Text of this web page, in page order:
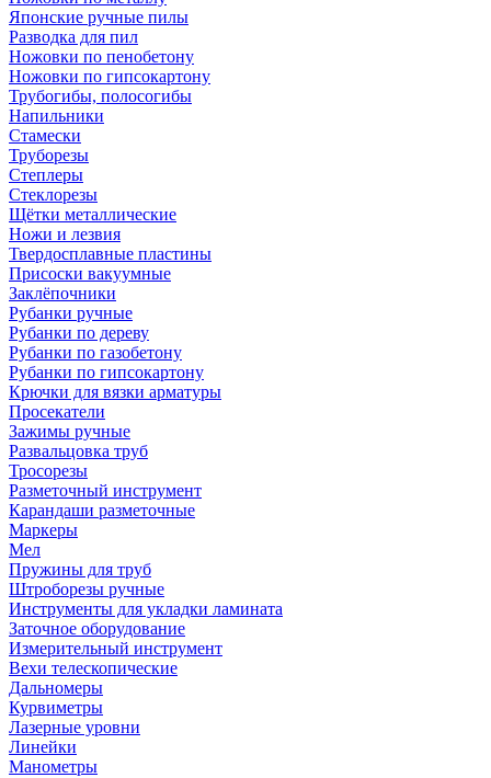
Японские ручные пилы
Разводка для пил
Ножовки по пенобетону
Ножовки по гипсокартону
Трубогибы, полосогибы
Напильники
Стамески
Труборезы
Степлеры
Стеклорезы
Щётки металлические
Ножи и лезвия
Твердосплавные пластины
Присоски вакуумные
Заклёпочники
Рубанки ручные
Рубанки по дереву
Рубанки по газобетону
Рубанки по гипсокартону
Крючки для вязки арматуры
Просекатели
Зажимы ручные
Развальцовка труб
Тросорезы
Разметочный инструмент
Карандаши разметочные
Маркеры
Мел
Пружины для труб
Штроборезы ручные
Инструменты для укладки ламината
Заточное оборудование
Измерительный инструмент
Вехи телескопические
Дальномеры
Курвиметры
Лазерные уровни
Линейки
Манометры